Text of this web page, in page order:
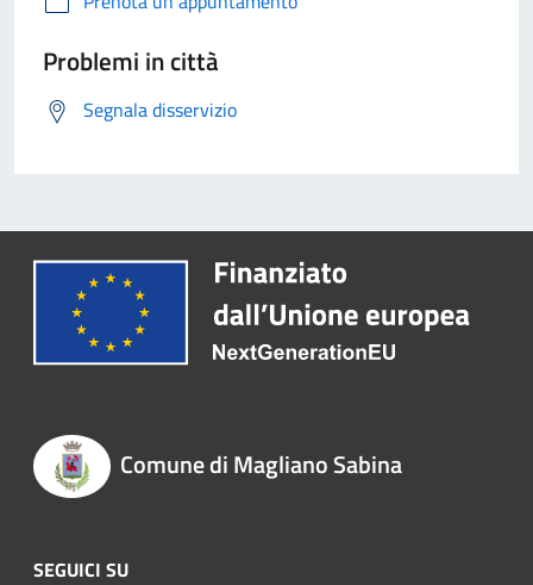
Problemi in città
Segnala disservizio
Comune di Magliano Sabina
SEGUICI SU